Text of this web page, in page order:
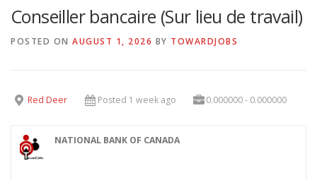
Conseiller bancaire (Sur lieu de travail)
POSTED ON AUGUST 1, 2026 BY TOWARDJOBS
Red Deer Posted 1 week ago 0.000000 - 0.000000
NATIONAL BANK OF CANADA